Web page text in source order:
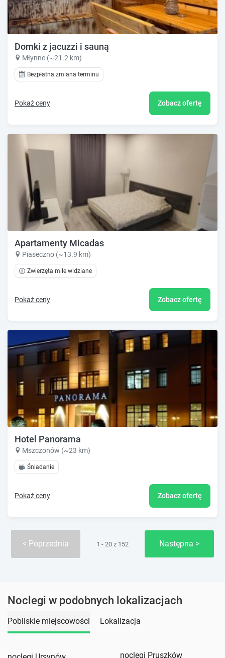
Domki z jacuzzi i sauną
Młynne (~21.2 km)
Bezpłatna zmiana terminu
Pokaż ceny Zobacz ofertę
Apartamenty Micadas
Piaseczno (~13.9 km)
Zwierzęta mile widziane
Pokaż ceny Zobacz ofertę
Hotel Panorama
Mszczonów (~23 km)
Śniadanie
Pokaż ceny Zobacz ofertę
Poprzednia 1 - 20 z 152 Następna
Noclegi w podobnych lokalizacjach
Pobliskie miejscowości Lokalizacja
noclegi Pruszków